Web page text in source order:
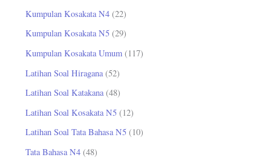
Kumpulan Kosakata N4 (22)
Kumpulan Kosakata N5 (29)
Kumpulan Kosakata Umum (117)
Latihan Soal Hiragana (52)
Latihan Soal Katakana(48)
Latihan Soal Kosakata N5 (12)
Latihan Soal Tata Bahasa N5 (10)
Tata Bahasa N4 (48)